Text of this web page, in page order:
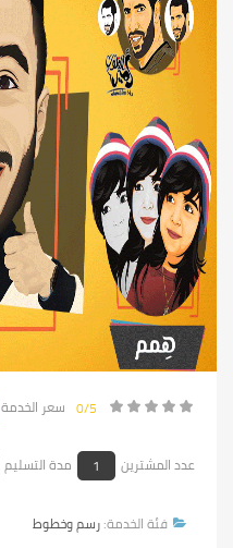
0/5 سعر الخدمة
عدد المشترين 1 مدة التسليم
فئة الخدمة:رسم وخطوط